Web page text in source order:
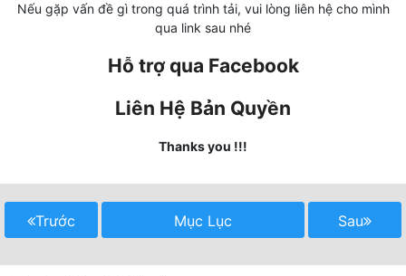
Phong Thủy - Tâm Linh
Quan Trường
Nếu gặp vấn đề gì trong quá trình tải, vui lòng liên hệ cho mình
qua link sau nhé
Hỗ trợ qua Facebook
Liên Hệ Bản Quyền
Thanks you !!!
Trước Mục Lục Sau